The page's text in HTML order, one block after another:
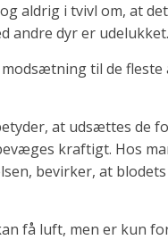
aldrig i tvivl om, at
andre dyr er udelukket.
til de fleste
at udsættes de
kraftigt. Hos
bevirker, at blodets
få luft, men er kun